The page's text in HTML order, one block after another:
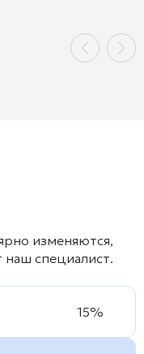
изменяются,
наш специалист.
15%